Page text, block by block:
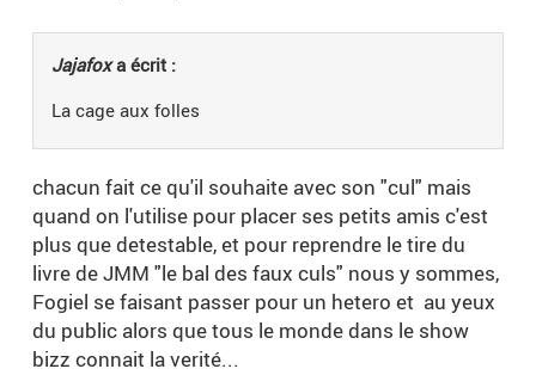
Jajafoxa écrit :
La cage aux folles
chacun fait ce qu'il souhaite avec son "cul" mais
quand on l'utilise pour placer ses petits amis c'est
plus que detestable, et pour reprendre le tire du
livre de JMM "le bal des faux culs" nous y sommes,
Fogiel se faisant passer pour un hetero et au yeux
du public alors que tous le monde dans le show
bizz connait la verité...